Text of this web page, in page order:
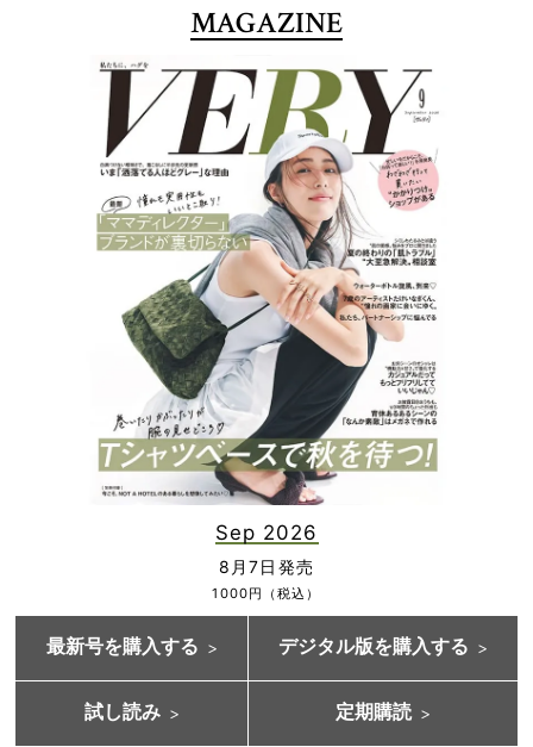
MAGAZINE
Sep 2026
8月7日発売
1000円（税込）
最新号を購入する デジタル版を購入する
試し読み 定期購読